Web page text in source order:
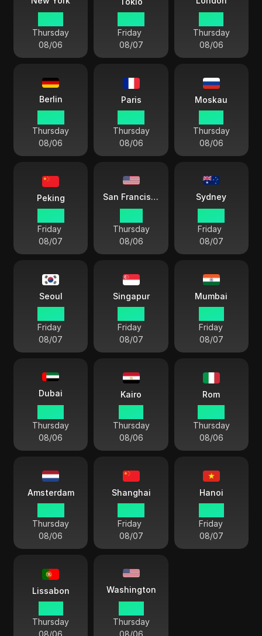
Thursday
08/06
Friday
08/07
Thursday
08/06
Berlin
Thursday
08/06
Paris
Thursday
08/06
Moskau
Thursday
08/06
Peking
Friday
08/07
San Francisco
Thursday
08/06
Sydney
Friday
08/07
Seoul
Friday
08/07
Singapur
Friday
08/07
Mumbai
Friday
08/07
Dubai
Thursday
08/06
Kairo
Thursday
08/06
Rom
Thursday
08/06
Amsterdam
Thursday
08/06
Shanghai
Friday
08/07
Hanoi
Friday
08/07
Lissabon
Thursday
08/06
Washington
Thursday
08/06